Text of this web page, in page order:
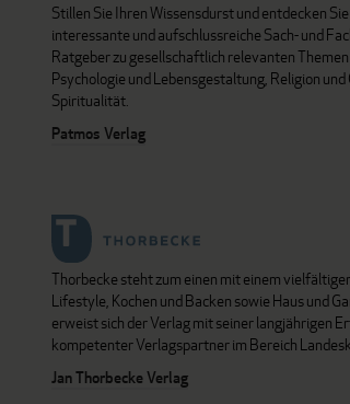
Stillen Sie Ihren Wissensdurst und entdecken
interessante und aufschlussreiche Sach- und
Ratgeber zu gesellschaftlich relevanten
Psychologie und Lebensgestaltung, Religion
Spiritualität.
Patmos Verlag
Thorbecke steht zum einen mit einem
Lifestyle, Kochen und Backen sowie Haus und
erweist sich der Verlag mit seiner langjährigen
kompetenter Verlagspartner im Bereich
Jan Thorbecke Verlag